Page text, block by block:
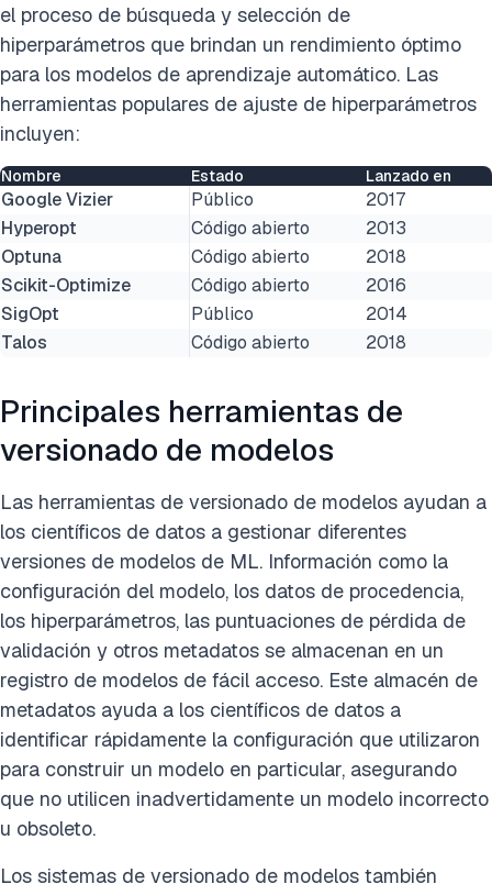
el proceso de búsqueda y selección de
hiperparámetros que brindan un rendimiento óptimo
para los modelos de aprendizaje automático. Las
herramientas populares de ajuste de hiperparámetros
incluyen:
Nombre Estado Lanzado en
Google Vizier Público
2017
Hyperopt
Código abierto
2013
Optuna
Código abierto
2018
Scikit-Optimize
Código abierto
2016
SigOpt
Público
2014
Talos
Código abierto 2018
Principales herramientas de
versionado de modelos
Las herramientas de versionado de modelos ayudan a
los científicos de datos a gestionar diferentes
versiones de modelos de ML. Información como la
configuración del modelo, los datos de procedencia,
los hiperparámetros, las puntuaciones de pérdida de
validación y otros metadatos se almacenan en un
registro de modelos de fácil acceso. Este almacén de
metadatos ayuda a los científicos de datos a
identificar rápidamente la configuración que utilizaron
para construir un modelo en particular, asegurando
que no utilicen inadvertidamente un modelo incorrecto
u obsoleto.
Los sistemas de versionado de modelos también